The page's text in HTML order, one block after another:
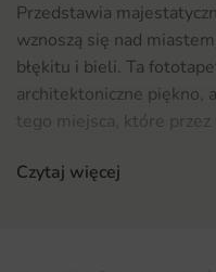
Przedstawia
wznoszą się nad
błękitu i bieli. Ta
architektoniczne piękno,
tego miejsca, które
ten wprowadza do
Czytaj więcej